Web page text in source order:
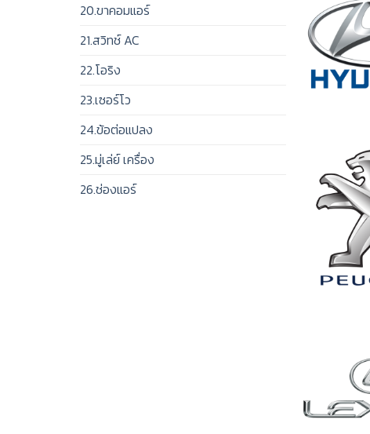
20.ขาคอมแอร์
21.สวิทช์ AC
22.โอริง
23.เซอร์โว
24.ข้อต่อแปลง
25.มู่เล่ย์ เครื่อง
26.ช่องแอร์